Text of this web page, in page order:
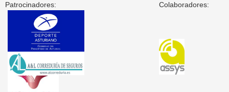
Patrocinadores: Colaboradores: